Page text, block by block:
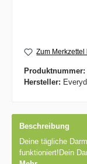
Zum Merkzettel
Produktnummer:
Hersteller:
Beschreibung
Deine tägliche
funktioniert!Dein